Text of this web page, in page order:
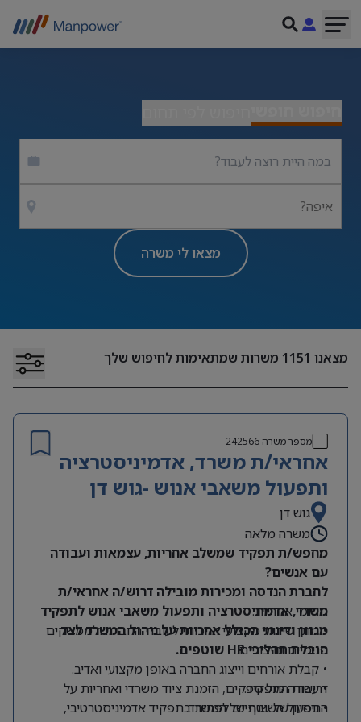
איפה?
מצאו לי משרה
מצאנו 1151 משרות שמתאימות לחיפוש שלך
מספר משרה242566
אחראי/ת משרד, אדמיניסטרציה
ותפעול משאבי אנוש -גוש דן
גוש דן
משרה מלאה
מחפש/ת תפקיד שמשלב אחריות, עצמאות ועבודה
עם אנשים?
לחברת הנדסה ומכירות מובילה דרוש/ה אחראי/ת
משרד, אדמיניסטרציה ותפעול משאבי אנוש לתפקיד
מגוון ודינמי הכולל אחריות על ניהול המשרד לצד
הובלת תהליכי HR שוטפים.
תחומי אחריות:
• מתן שירות מקצועי ואיכותי לעובדי החברה ולממשקים
פנימיים וחיצוניים.
• קבלת אורחים וייצוג החברה באופן מקצועי ואדיב.
• עבודה מול ספקים, הזמנת ציוד משרדי ואחריות על
התפעול השוטף של המשרד.
דרישות התפקיד:
• ניסיון של שנתיים לפחות בתפקיד אדמיניסטרטיבי,